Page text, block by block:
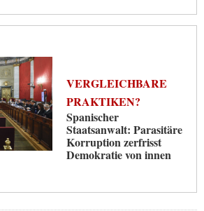
VERGLEICHBARE
PRAKTIKEN?
Spanischer
Staatsanwalt: Parasitäre
Korruption zerfrisst
Demokratie von innen